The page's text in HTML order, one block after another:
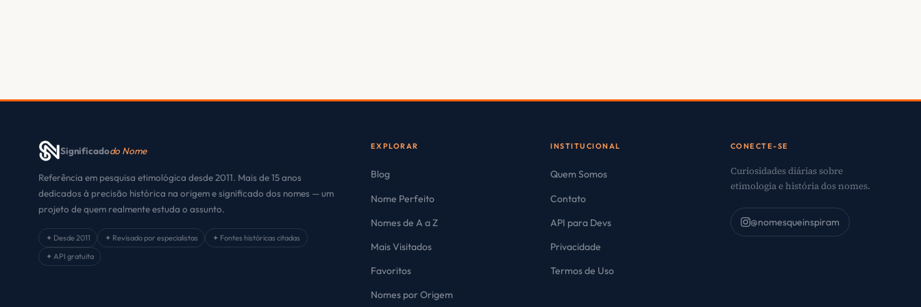
Significadodo Nome
Referência em pesquisa etimológica desde 2011. Mais de 15 anos
dedicados à precisão histórica na origem e significado dos nomes — um
projeto de quem realmente estuda o assunto.
✦ Desde 2011 ✦ Revisado por especialistas
✦ Fontes históricas citadas
✦ API gratuita
EXPLORAR
Blog
Nome Perfeito
Nomes de A a Z
Mais Visitados
Favoritos
Nomes por Origem
INSTITUCIONAL
Quem Somos
Contato
API para Devs
Privacidade
Termos de Uso
CONECTE-SE
Curiosidades diárias sobre
etimologia e história dos nomes.
@nomesqueinspiram